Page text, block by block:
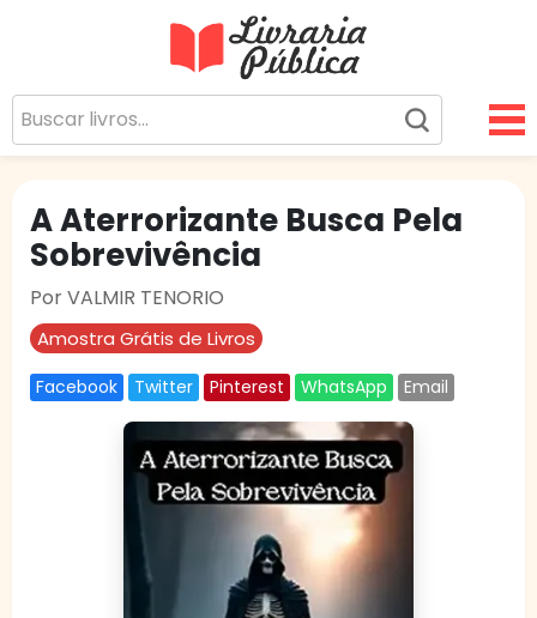
Sua Biblioteca Virtual Gratuita
A Aterrorizante Busca Pela
Sobrevivência
Por VALMIR TENORIO
Amostra Grátis de Livros
Facebook Twitter Pinterest WhatsApp Email